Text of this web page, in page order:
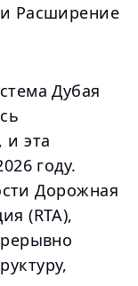
Расширение
Дубая
и эта
году.
Дорожная
(RTA),